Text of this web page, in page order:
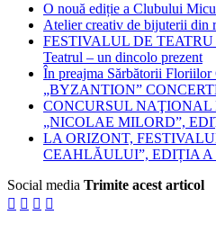
O nouă ediție a Clubului
Atelier creativ de bijuterii din
FESTIVALUL DE
Teatrul – un dincolo prezent
În preajma Sărbătorii
„BYZANTION”
CONCURSUL NAŢIONAL
„NICOLAE MILORD”,
LA ORIZONT,
CEAHLĂULUI”, EDIȚIA
Social media Trimite acest articol
   